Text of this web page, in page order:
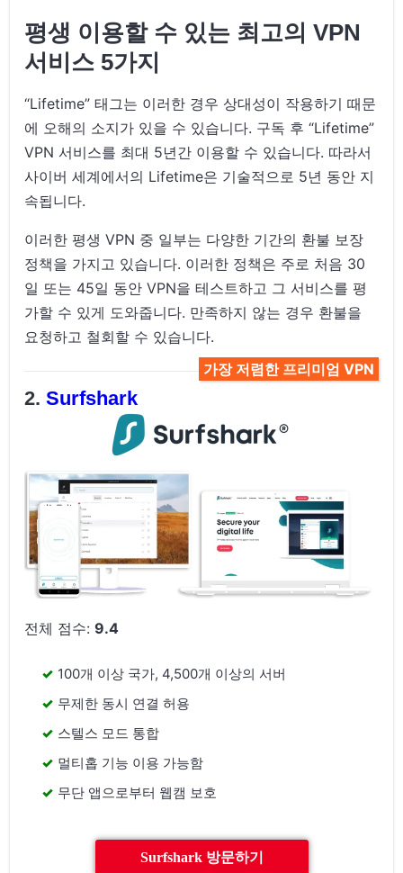
평생 이용할 수 있는 최고의 VPN
서비스 5가지
“Lifetime” 태그는 이러한 경우 상대성이 작용하기 때문
에 오해의 소지가 있을 수 있습니다. 구독 후 “Lifetime”
VPN 서비스를 최대 5년간 이용할 수 있습니다. 따라서
사이버 세계에서의 Lifetime은 기술적으로 5년 동안 지
속됩니다.
이러한 평생 VPN 중 일부는 다양한 기간의 환불 보장
정책을 가지고 있습니다. 이러한 정책은 주로 처음 30
일 또는 45일 동안 VPN을 테스트하고 그 서비스를 평
가할 수 있게 도와줍니다. 만족하지 않는 경우 환불을
요청하고 철회할 수 있습니다.
가장 저렴한 프리미엄 VPN
Surfshark
전체 점수:9.4
100개 이상 국가, 4,500개 이상의 서버
무제한 동시 연결 허용
스텔스 모드 통합
멀티홉 기능 이용 가능함
무단 앱으로부터 웹캠 보호
Surfshark 방문하기